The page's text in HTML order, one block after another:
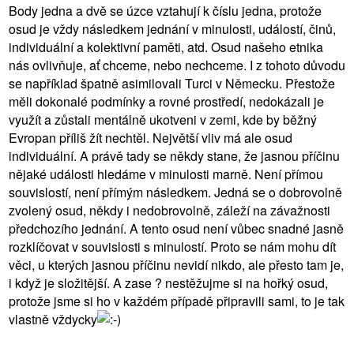
Body jedna a dvě se úzce vztahují k číslu jedna, protože
osud je vždy následkem jednání v minulosti, událostí, činů,
individuální a kolektivní paměti, atd. Osud našeho etnika
nás ovlivňuje, ať chceme, nebo nechceme. I z tohoto důvodu
se například špatně asimilovali Turci v Německu. Přestože
měli dokonalé podmínky a rovné prostředí, nedokázali je
využít a zůstali mentálně ukotveni v zemi, kde by běžný
Evropan příliš žít nechtěl. Největší vliv má ale osud
individuální. A právě tady se někdy stane, že jasnou příčinu
nějaké události hledáme v minulosti marně. Není přímou
souvislostí, není přímým následkem. Jedná se o dobrovolně
zvolený osud, někdy i nedobrovolně, záleží na závažnosti
předchozího jednání. A tento osud není vůbec snadné jasně
rozklíčovat v souvislosti s minulostí. Proto se nám mohu dít
věci, u kterých jasnou příčinu nevidí nikdo, ale přesto tam je,
i když je složitější. A zase ? nestěžujme si na hořký osud,
protože jsme si ho v každém případě připravili sami, to je tak
vlastně vždycky